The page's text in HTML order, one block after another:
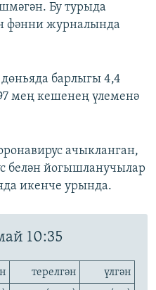
Бу турыда
фәнни журналында
барлыгы 4,4
мең кешенең үлеменә
ачыкланган,
белән йогышланучылар
икенче урында.
10:35
терелгән үлгән